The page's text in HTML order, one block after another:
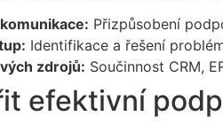
Přizpůsobení
Identifikace a řešení
zdrojů: Součinnost CRM,
efektivní